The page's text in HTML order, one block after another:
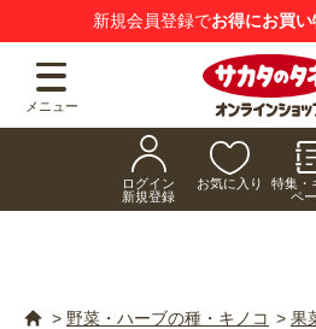
新規会員登録でお得にお買い
メニュー
ログイン
新規登録
お気に入り
特集・
ペ
> 野菜・ハーブの種・キノコ > 果